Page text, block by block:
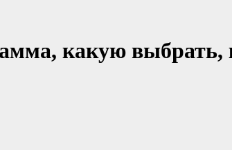
какую выбрать,